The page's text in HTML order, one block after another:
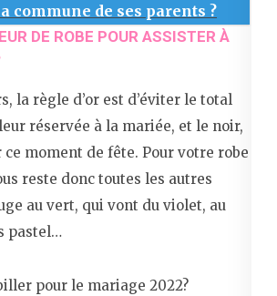
commune de ses parents ?
DE ROBE POUR ASSISTER À
la règle d’or est d’éviter le total
réservée à la mariée, et le noir,
moment de fête. Pour votre robe
reste donc toutes les autres
au vert, qui vont du violet, au
pastel…
pour le mariage 2022?